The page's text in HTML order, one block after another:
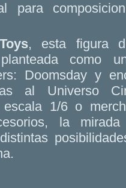
para
, esta figura
como
Doomsday y
al Universo
1/6 o
la